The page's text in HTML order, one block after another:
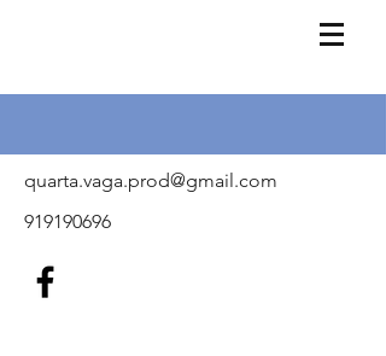
quarta.vaga.prod@gmail.com
919190696